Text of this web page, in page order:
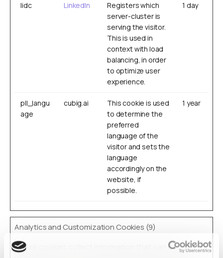
lidc LinkedIn
Registers which
server-cluster is
serving the visitor.
This is used in
context with load
balancing, in order
to optimize user
experience.
1 day
pll_langu
age
cubig.ai
This cookie is used
to determine the
preferred
language of the
visitor and sets the
language
accordingly on the
website, if
possible.
1 year
Analytics and Customization Cookies (9)
These cookies collect information that can help us